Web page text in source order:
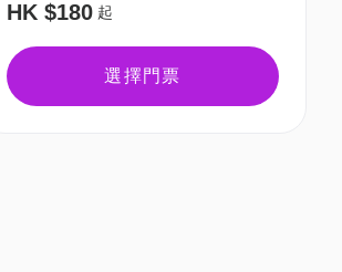
HK $180 起
選擇門票